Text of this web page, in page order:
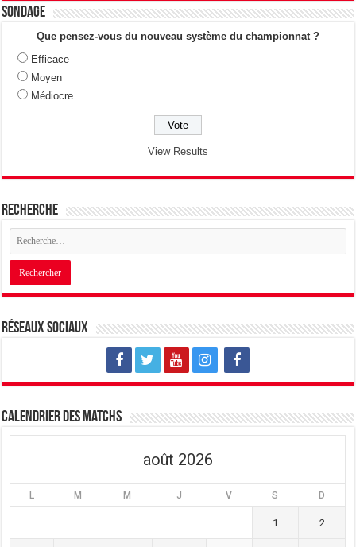
Sondage
Que pensez-vous du nouveau système du championnat ?
Efficace
Moyen
Médiocre
View Results
Recherche
Réseaux sociaux
Calendrier des matchs
août 2026
L M M J V S D
1 2